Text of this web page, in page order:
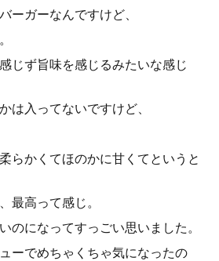
ーガーなんですけど、
じず旨味を感じるみたいな感じ
は入ってないですけど、
らかくてほのかに甘くてというと
最高って感じ。
のになってすっごい思いました。
ーでめちゃくちゃ気になったの